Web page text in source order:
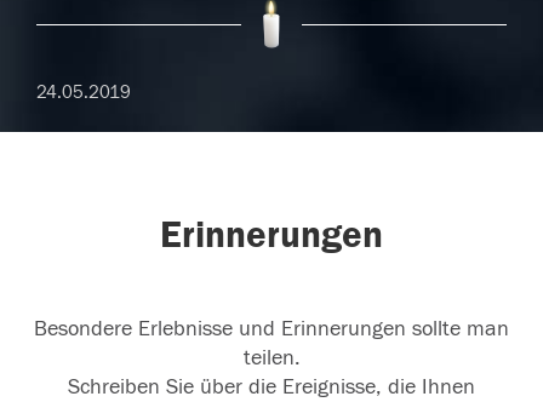
24.05.2019
Erinnerungen
Besondere Erlebnisse und Erinnerungen sollte man
teilen.
Schreiben Sie über die Ereignisse, die Ihnen